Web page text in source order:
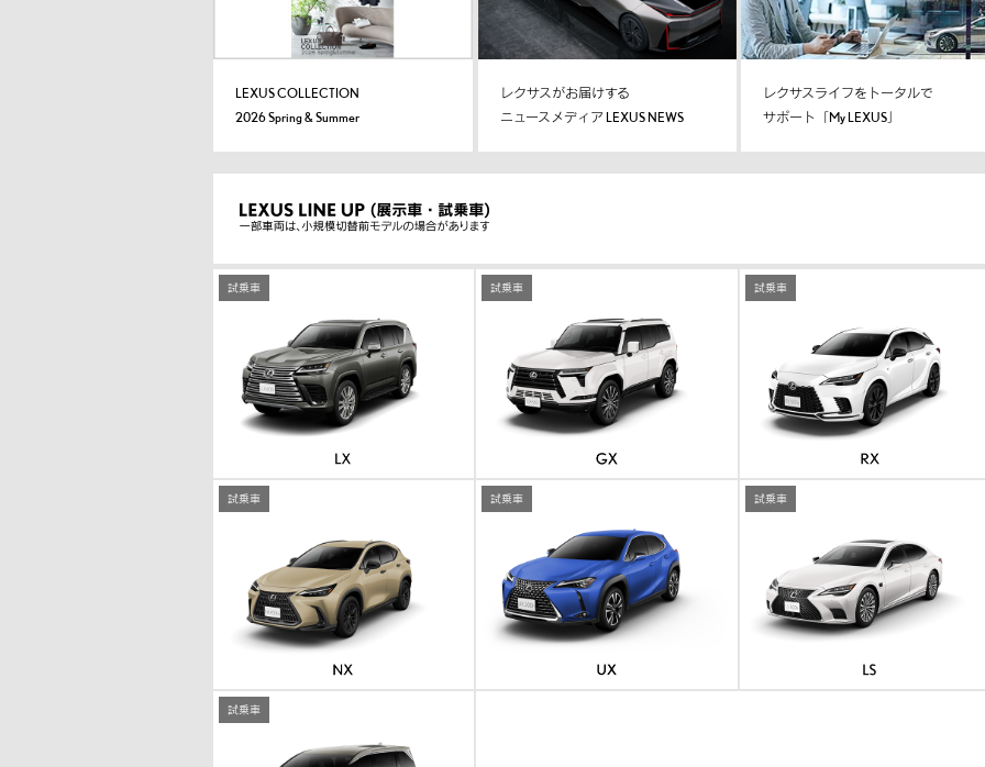
LEXUS COLLECTION
2026 Spring & Summer
レクサスがお届けする
ニュースメディア LEXUS NEWS
レクサスライフをトータルで
サポート「My LEXUS」
試乗車 試乗車 試乗車
試乗車 試乗車 試乗車
試乗車